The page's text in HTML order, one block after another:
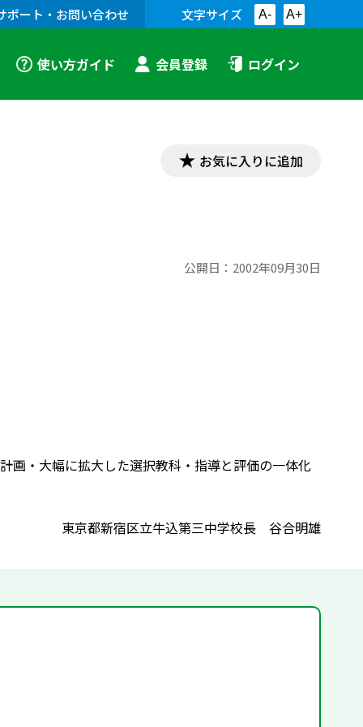
ポート・お問い合わせ 文字サイズ A- A+
使い方ガイド 会員登録 ログイン
お気に入りに追加
公開日： 2002年09月30日
画・大幅に拡大した選択教科・指導と評価の一体化
東京都新宿区立牛込第三中学校長 谷合明雄